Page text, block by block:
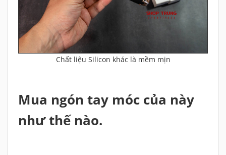
Chất liệu Silicon khác là mềm mịn
Mua ngón tay móc của này
như thế nào.